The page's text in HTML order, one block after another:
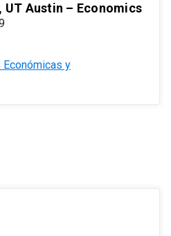
UT Austin – Economics
Económicas y